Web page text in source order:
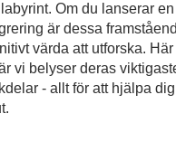
Om du lanserar
är dessa
värda att utforska.
vi belyser deras
- allt för att hjälpa